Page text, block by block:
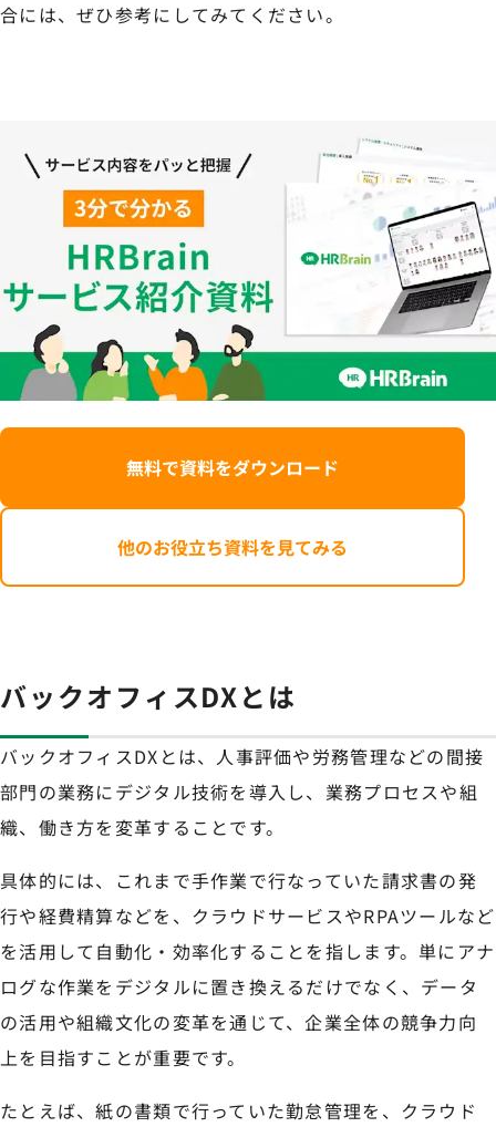
合には、ぜひ参考にしてみてください。
無料で資料をダウンロード
他のお役立ち資料を見てみる
バックオフィスDXとは
バックオフィスDXとは、人事評価や労務管理などの間接
部門の業務にデジタル技術を導入し、業務プロセスや組
織、働き方を変革することです。
具体的には、これまで手作業で行なっていた請求書の発
行や経費精算などを、クラウドサービスやRPAツールなど
を活用して自動化・効率化することを指します。単にアナ
ログな作業をデジタルに置き換えるだけでなく、データ
の活用や組織文化の変革を通じて、企業全体の競争力向
上を目指すことが重要です。
たとえば、紙の書類で行っていた勤怠管理を、クラウド